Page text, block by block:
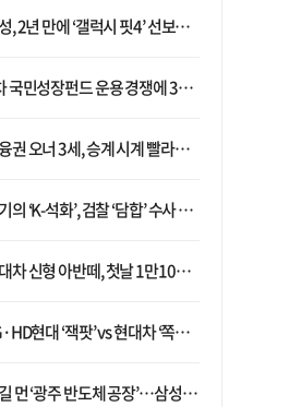
만에 ‘갤럭시 핏4’ 선보이나…웨어러블 생태계 확장 ‘시동’
성장펀드 운용 경쟁에 33개사 몰렸다…신한·하나 등 새 얼굴 대거 합류
너 3세, 승계 시계 빨라지나…한국투자 ‘속도’·미래에셋·메리츠는 ‘거리두기’
석화’, 검찰 ‘담합’ 수사 착수…“LG·한화·롯데 등 7개 업체, 8개 제품 가격 담합”
신형 아반떼, 첫날 1만1094대 계약…역대 최고치 경신
대 ‘잭팟’ vs 현대차 ‘쪽박’…글로벌 사모펀드, 韓 대기업 투자 ‘희비’
‘광주 반도체 공장’…삼성·SK, ‘주 52시간제’ 규제 해소 ‘공방’